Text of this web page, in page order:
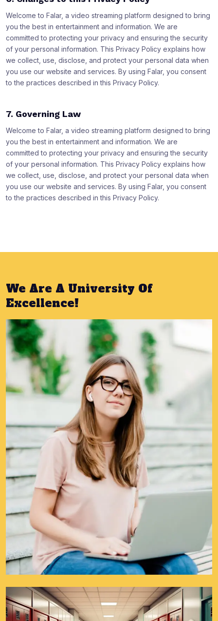
Welcome to Falar, a video streaming platform designed to bring
you the best in entertainment and information. We are
committed to protecting your privacy and ensuring the security
of your personal information. This Privacy Policy explains how
we collect, use, disclose, and protect your personal data when
you use our website and services. By using Falar, you consent
to the practices described in this Privacy Policy.
7. Governing Law
Welcome to Falar, a video streaming platform designed to bring
you the best in entertainment and information. We are
committed to protecting your privacy and ensuring the security
of your personal information. This Privacy Policy explains how
we collect, use, disclose, and protect your personal data when
you use our website and services. By using Falar, you consent
to the practices described in this Privacy Policy.
We Are A University Of
Excellence!